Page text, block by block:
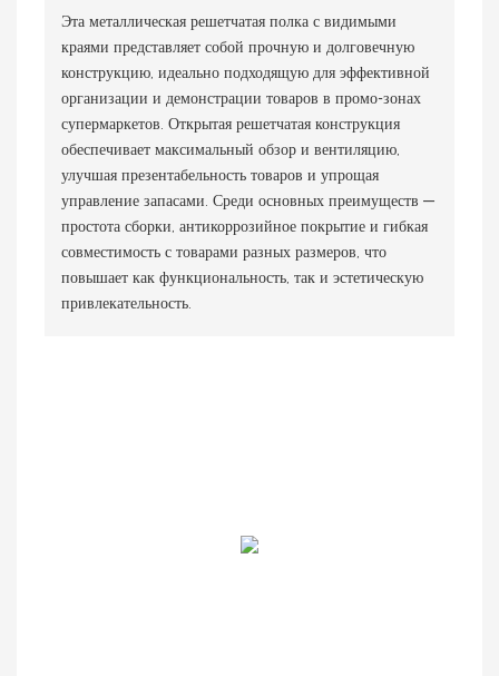
Эта металлическая решетчатая полка с видимыми
краями представляет собой прочную и долговечную
конструкцию, идеально подходящую для эффективной
организации и демонстрации товаров в промо-зонах
супермаркетов. Открытая решетчатая конструкция
обеспечивает максимальный обзор и вентиляцию,
улучшая презентабельность товаров и упрощая
управление запасами. Среди основных преимуществ —
простота сборки, антикоррозийное покрытие и гибкая
совместимость с товарами разных размеров, что
повышает как функциональность, так и эстетическую
привлекательность.